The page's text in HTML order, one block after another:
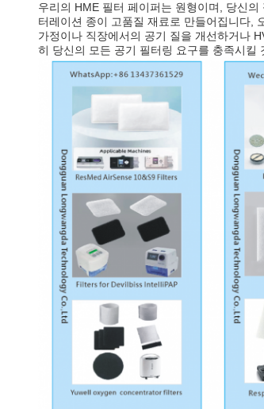
우리의 HME 필터 페이퍼는 원형이며, 당신
터레이션 종이 고품질 재료로 만들어집니다,
가정이나 직장에서의 공기 질을 개선하거나
히 당신의 모든 공기 필터링 요구를 충족시킬